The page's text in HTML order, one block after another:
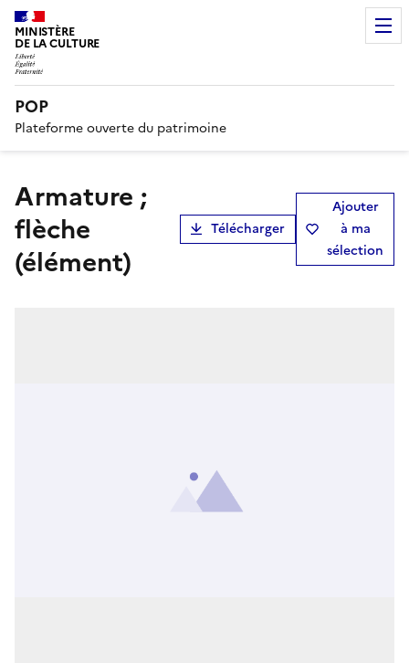
MINISTÈRE
DE LA CULTURE
POP
Plateforme ouverte du patrimoine
armature ;
flèche
(élément)
Télécharger
Ajouter
à ma
sélection